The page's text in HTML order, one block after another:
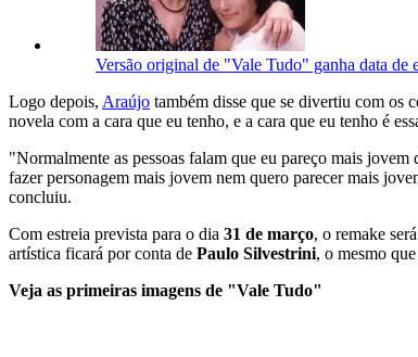
Versão original de "Vale Tudo" ganha data de
Logo depois, Araújo também disse que se divertiu com os
novela com a cara que eu tenho, e a cara que eu tenho é
"Normalmente as pessoas falam que eu pareço mais
fazer personagem mais jovem nem quero parecer mais
concluiu.
Com estreia prevista para o dia 31 de março, o remake
artística ficará por conta de Paulo Silvestrini, o mesmo
Veja as primeiras imagens de "Vale Tudo"